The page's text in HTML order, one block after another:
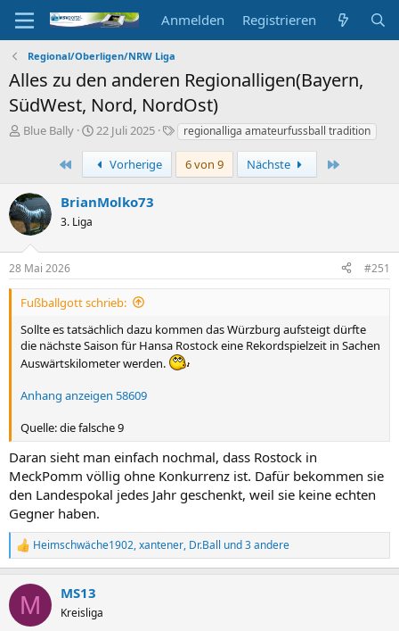
Anmelden Registrieren
Regional/Oberligen/NRW Liga
Alles zu den anderen Regionalligen(Bayern,
SüdWest, Nord, NordOst)
E
e
l
l
r
Blue Bally
E
s
t
l
a
22 Juli 2025
S
l
r
e
regionalliga amateurfussball tradition
Erste Vorherige 6 von 9 Nächste
BrianMolko73
3. Liga
28 Mai 2026 #251
Fußballgott schrieb:
Sollte es tatsächlich dazu kommen das Würzburg aufsteigt dürfte
die nächste Saison für Hansa Rostock eine Rekordspielzeit in Sachen
Auswärtskilometer werden.
Anhang anzeigen 58609
Quelle: die falsche 9
Daran sieht man einfach nochmal, dass Rostock in
MeckPomm völlig ohne Konkurrenz ist. Dafür bekommen sie
den Landespokal jedes Jahr geschenkt, weil sie keine echten
Gegner haben.
R
e
k
i
Heimschwäche1902,xantener, Dr.Ball und 3 andere
M MS13
Kreisliga